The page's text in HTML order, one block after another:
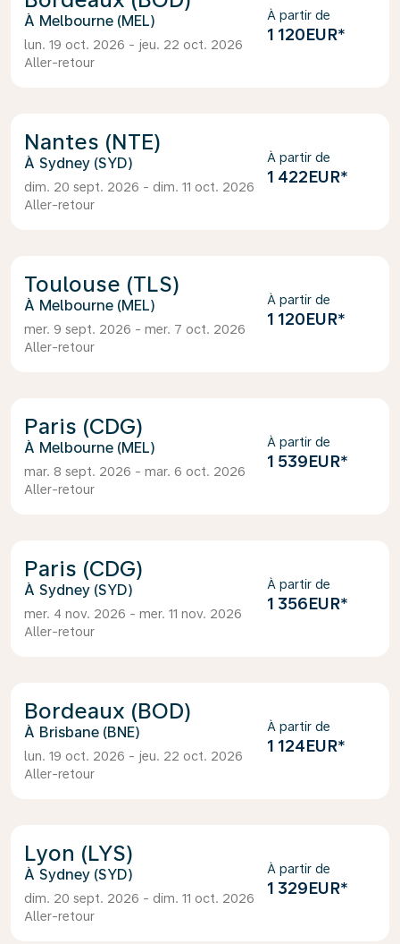
Melbourne (MEL)
lun. 19 oct. 2026 - jeu. 22 oct. 2026
Aller-retour
À partir de
1 120EUR*
Nantes (NTE)
Sydney (SYD)
dim. 20 sept. 2026 - dim. 11 oct. 2026
Aller-retour
À partir de
1 422EUR*
Toulouse (TLS)
Melbourne (MEL)
mer. 9 sept. 2026 - mer. 7 oct. 2026
Aller-retour
À partir de
1 120EUR*
Paris (CDG)
Melbourne (MEL)
mar. 8 sept. 2026 - mar. 6 oct. 2026
Aller-retour
À partir de
1 539EUR*
Paris (CDG)
Sydney (SYD)
mer. 4 nov. 2026 - mer. 11 nov. 2026
Aller-retour
À partir de
1 356EUR*
Bordeaux (BOD)
Brisbane (BNE)
lun. 19 oct. 2026 - jeu. 22 oct. 2026
Aller-retour
À partir de
1 124EUR*
Lyon (LYS)
Sydney (SYD)
dim. 20 sept. 2026 - dim. 11 oct. 2026
Aller-retour
À partir de
1 329EUR*